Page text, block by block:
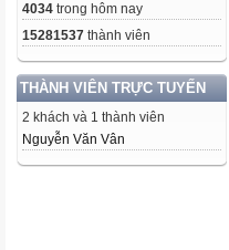
4034 trong hôm nay
15281537 thành viên
THÀNH VIÊN TRỰC TUYẾN
2 khách và 1 thành viên
Nguyễn Văn Vân